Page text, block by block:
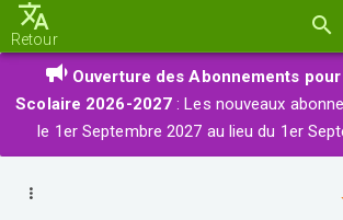
Retour
Ouverture des Abonnements
Scolaire 2026-2027 : Les nouveaux
le 1er Septembre 2027 au lieu du 1er